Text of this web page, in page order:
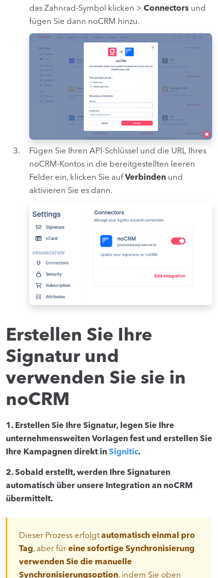
das Zahnrad-Symbol klicken > Connectors und
fügen Sie dann noCRM hinzu.
Fügen Sie Ihren API-Schlüssel und die URL Ihres
noCRM-Kontos in die bereitgestellten leeren
Felder ein, klicken Sie auf Verbinden und
aktivieren Sie es dann.
Erstellen Sie Ihre
Signatur und
verwenden Sie sie in
noCRM
1. Erstellen Sie Ihre Signatur, legen Sie Ihre
unternehmensweiten Vorlagen fest und erstellen Sie
Ihre Kampagnen direkt in Signitic.
2. Sobald erstellt, werden Ihre Signaturen
automatisch über unsere Integration an noCRM
übermittelt.
Dieser Prozess erfolgt automatisch einmal pro
Tag, aber für eine sofortige Synchronisierung
verwenden Sie die manuelle
Synchronisierungsoption, indem Sie oben